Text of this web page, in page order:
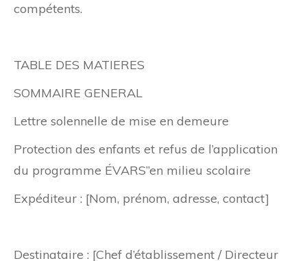
compétents.
TABLE DES MATIERES
SOMMAIRE GENERAL
Lettre solennelle de mise en demeure
Protection des enfants et refus de l’application
du programme ÉVARS”en milieu scolaire
Expéditeur : [Nom, prénom, adresse, contact]
Destinataire : [Chef d’établissement / Directeur